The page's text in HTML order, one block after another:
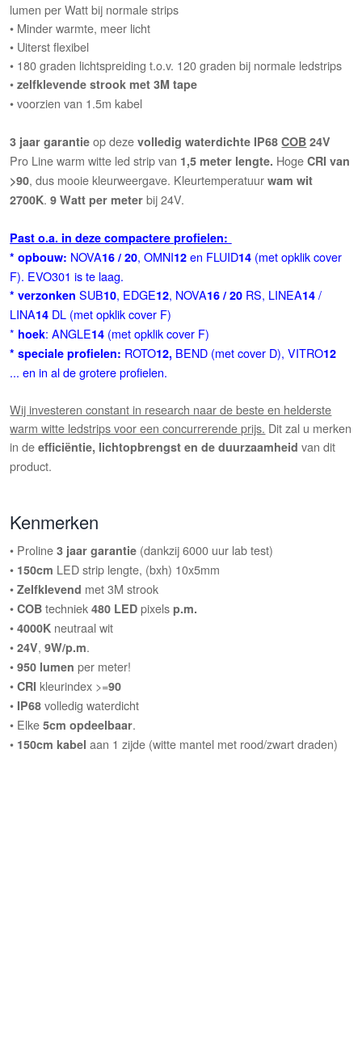
lumen per Watt bij normale strips
• Minder warmte, meer licht
• Uiterst flexibel
• 180 graden lichtspreiding t.o.v. 120 graden bij normale ledstrips
•zelfklevende strook met 3M tape
• voorzien van 1.5m kabel
3 jaar garantie op deze volledig waterdichte IP68 COB 24V
Pro Line warm witte led strip van 1,5 meter lengte. Hoge CRI van
>90, dus mooie kleurweergave. Kleurtemperatuurwam wit
2700K.9 Watt per meter bij 24V.
Past o.a. in deze compactere profielen:
* opbouw: NOVA16 / 20, OMNI12 en FLUID14 (met opklik cover
F). EVO301 is te laag.
* verzonken SUB10, EDGE12, NOVA16 / 20 RS, LINEA14 /
LINA14 DL (met opklik cover F)
* hoek: ANGLE14 (met opklik cover F)
* speciale profielen: ROTO12, BEND (met cover D), VITRO12
... en in al de grotere profielen.
Wij investeren constant in research naar de beste en helderste
warm witte ledstrips voor een concurrerende prijs. Dit zal u merken
in de efficiëntie, lichtopbrengst en de duurzaamheid van dit
product.
Kenmerken
• Proline3 jaar garantie (dankzij 6000 uur lab test)
• 150cm LED strip lengte, (bxh) 10x5mm
•Zelfklevend met 3M strook
•COBtechniek480 LED pixelsp.m.
•4000K neutraal wit
•24V,9W/p.m.
•950 lumen per meter!
•CRI kleurindex >=90
• IP68 volledig waterdicht
• Elke5cm opdeelbaar.
• 150cm kabel aan 1 zijde (witte mantel met rood/zwart draden)